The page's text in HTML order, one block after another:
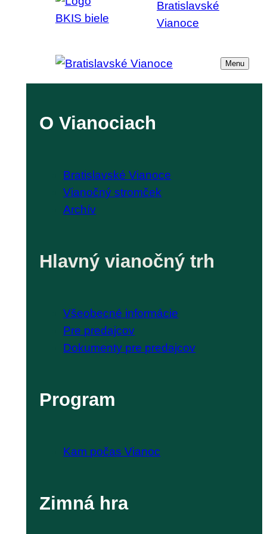
Menu
O Vianociach
Bratislavské Vianoce
Vianočný stromček
Archív
Hlavný vianočný trh
Všeobecné informácie
Pre predajcov
Dokumenty pre predajcov
Program
Kam počas Vianoc
Zimná hra